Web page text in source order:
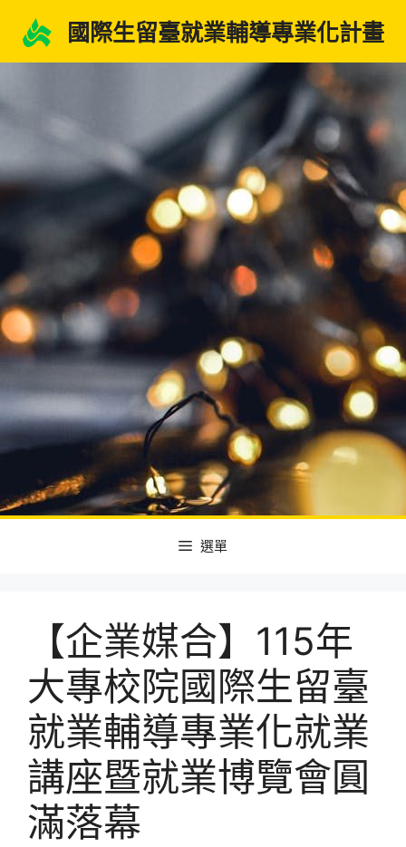
內
國際生留臺就業輔導專業化計畫
選單
【企業媒合】115年
大專校院國際生留臺
就業輔導專業化就業
講座暨就業博覽會圓
滿落幕